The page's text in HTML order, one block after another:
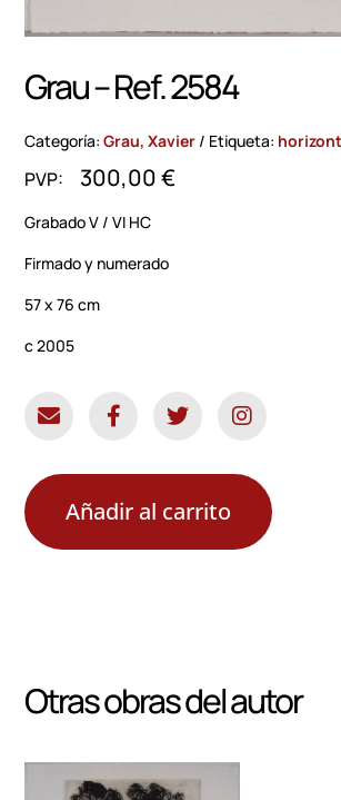
Grau – Ref. 2584
Categoría:Grau, Xavier Etiqueta:
300,00€
Grabado V / VI HC
Firmado y numerado
57 x 76 cm
c 2005
Añadir al carrito
Otras obras del autor